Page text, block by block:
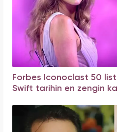
Forbes Iconoclast 50
Swift tarihin en zengin